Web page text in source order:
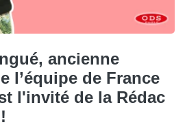
ancienne
l’équipe de France
l'invité de la Rédac